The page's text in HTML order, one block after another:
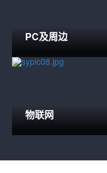
PC及周边
物联网